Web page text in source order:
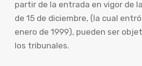
partir de la entrada en vigor de
de 15 de diciembre, (la cual
enero de 1999), pueden ser
los tribunales.